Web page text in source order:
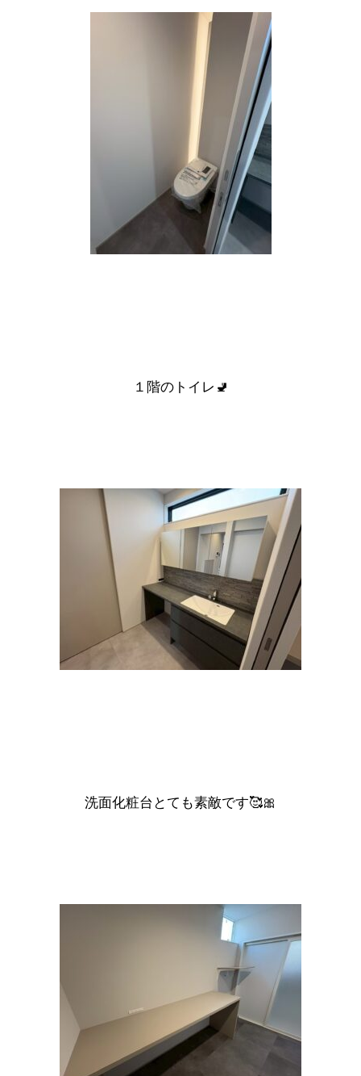
１階のトイレ🚽
洗面化粧台とても素敵です🥰🎀